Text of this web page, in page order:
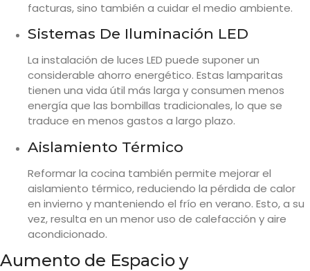
facturas, sino también a cuidar el medio ambiente.
Sistemas De Iluminación LED
La instalación de luces LED puede suponer un
considerable ahorro energético. Estas lamparitas
tienen una vida útil más larga y consumen menos
energía que las bombillas tradicionales, lo que se
traduce en menos gastos a largo plazo.
Aislamiento Térmico
Reformar la cocina también permite mejorar el
aislamiento térmico, reduciendo la pérdida de calor
en invierno y manteniendo el frío en verano. Esto, a su
vez, resulta en un menor uso de calefacción y aire
acondicionado.
Aumento de Espacio y